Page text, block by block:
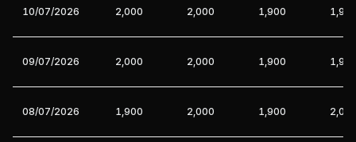
10/07/2026 2,000 2,000 1,900
09/07/2026 2,000 2,000 1,900
08/07/2026 1,900 2,000 1,900